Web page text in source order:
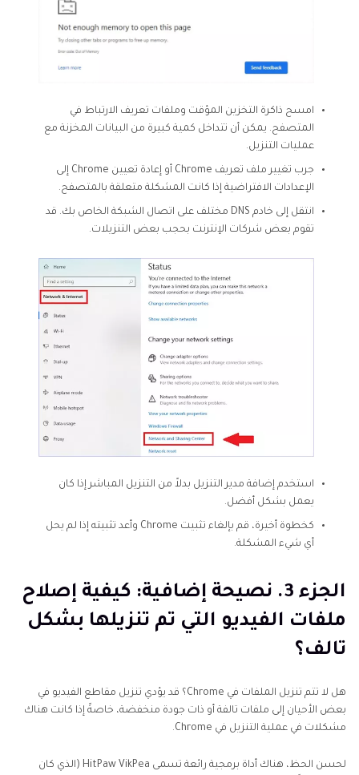
امسح ذاكرة التخزين المؤقت وملفات تعريف الارتباط في
المتصفح. يمكن أن تتداخل كمية كبيرة من البيانات المخزنة مع
عمليات التنزيل.
جرب تغيير ملف تعريف Chrome أو إعادة تعيين Chrome إلى
الإعدادات الافتراضية إذا كانت المشكلة متعلقة بالمتصفح.
انتقل إلى خادم DNS مختلف على اتصال الشبكة الخاص بك. قد
تقوم بعض شركات الإنترنت بحجب بعض التنزيلات.
استخدم إضافة مدير التنزيل بدلاً من التنزيل المباشر إذا كان
يعمل بشكل أفضل.
كخطوة أخيرة، قم بإلغاء تثبيت Chrome وأعد تثبيته إذا لم يحل
أي شيء المشكلة.
الجزء 3. نصيحة إضافية: كيفية إصلاح
ملفات الفيديو التي تم تنزيلها بشكل
تالف؟
هل لا تتم تنزيل الملفات في Chrome؟ قد يؤدي تنزيل مقاطع الفيديو في
بعض الأحيان إلى ملفات تالفة أو ذات جودة منخفضة، خاصةً إذا كانت هناك
مشكلات في عملية التنزيل في Chrome.
لحسن الحظ، هناك أداة برمجية رائعة تسمى HitPaw VikPea (الذي كان